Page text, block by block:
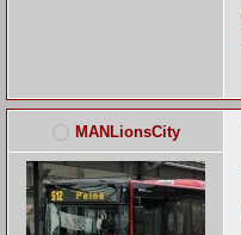
MANLionsCity